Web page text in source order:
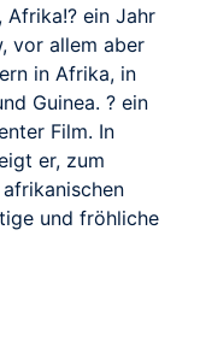
Afrika!? ein Jahr
vor allem aber
in Afrika, in
Guinea. ? ein
Film. In
er, zum
und fröhliche